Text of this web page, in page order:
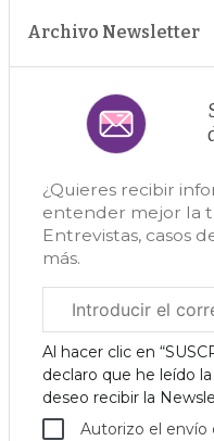
Archivo Newsletter
¿Quieres recibir
entender mejor la
Entrevistas, casos
más.
electrónico
corporativo
Al hacer clic en
declaro que he leído la
deseo recibir la
Autorizo el envío